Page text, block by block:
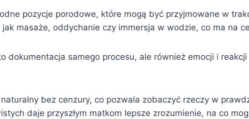
pozycje porodowe, które mogą być przyjmowane w
masaże, oddychanie czy immersja w wodzie, co ma na
dokumentacja samego procesu, ale również emocji i
bez cenzury, co pozwala zobaczyć rzeczy w
daje przyszłym matkom lepsze zrozumienie, na co